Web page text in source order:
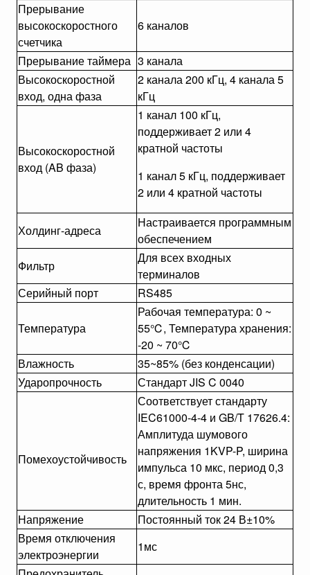
Прерывание
высокоскоростного
счетчика
6 каналов
Прерывание таймера 3 канала
Высокоскоростной
вход, одна фаза
2 канала 200 кГц, 4 канала 5
кГц
Высокоскоростной
вход (AB фаза)
1 канал 100 кГц,
поддерживает 2 или 4
кратной частоты
1 канал 5 кГц, поддерживает
2 или 4 кратной частоты
Холдинг-адреса
Настраивается программным
обеспечением
Фильтр
Для всех входных
терминалов
Серийный порт
RS485
Температура
Рабочая температура: 0 ~
55℃, Температура хранения:
-20 ~ 70℃
Влажность
35~85% (без конденсации)
Ударопрочность
Стандарт JIS C 0040
Помехоустойчивость
Соответствует стандарту
IEC61000-4-4 и GB/T 17626.4:
Амплитуда шумового
напряжения 1KVP-P, ширина
импульса 10 мкс, период 0,3
с, время фронта 5нс,
длительность 1 мин.
Напряжение
Постоянный ток 24 В±10%
Время отключения
электроэнергии
1мс